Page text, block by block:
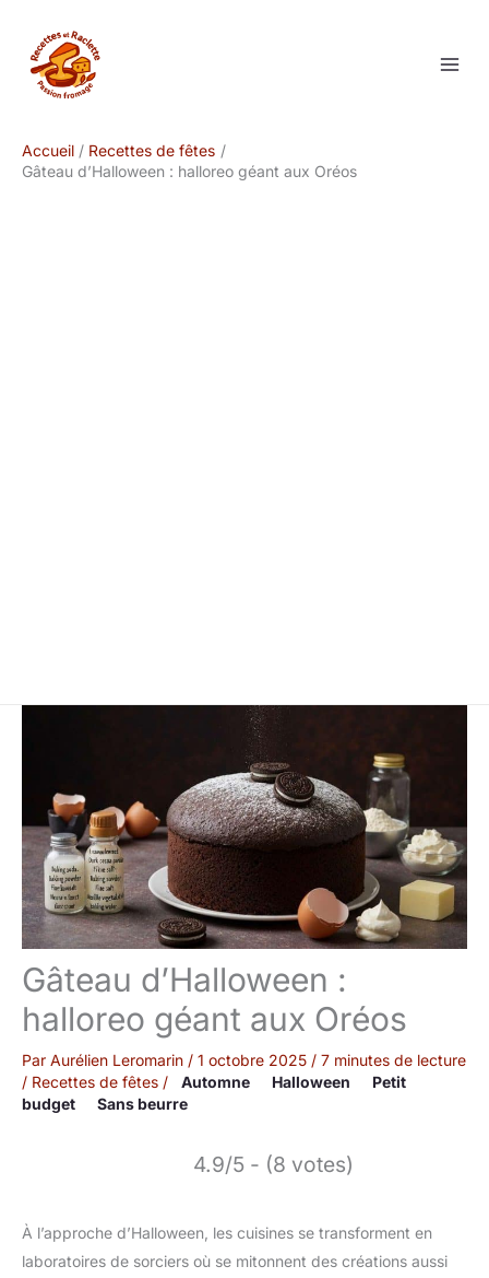
contenu
Accueil
Recettes de fêtes
Gâteau d’Halloween : halloreo géant aux Oréos
Gâteau d’Halloween :
halloreo géant aux Oréos
Par Aurélien Leromarin / 1 octobre 2025 / 7 minutes de lecture
/ Recettes de fêtes / Automne Halloween
Petit
budget
Sans beurre
4.9/5 - (8 votes)
À l’approche d’Halloween, les cuisines se transforment en
laboratoires de sorciers où se mitonnent des créations aussi